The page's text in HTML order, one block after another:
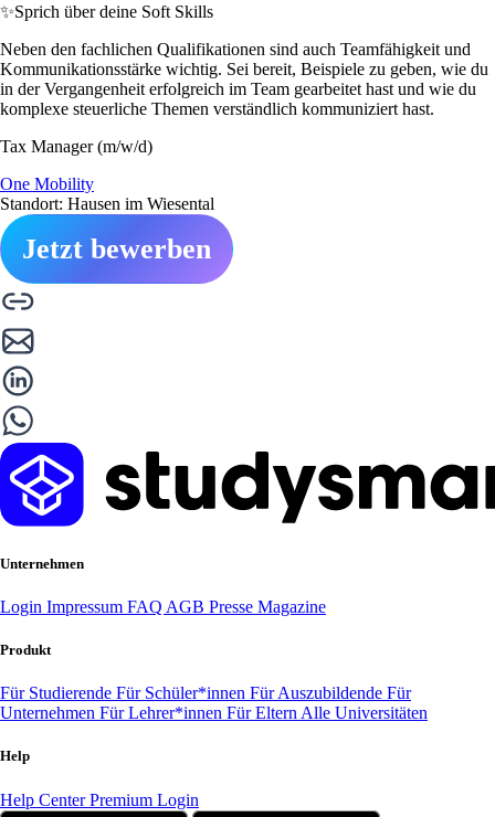
✨Sprich über deine Soft Skills
Neben den fachlichen Qualifikationen sind auch Teamfähigkeit und
Kommunikationsstärke wichtig. Sei bereit, Beispiele zu geben, wie du
in der Vergangenheit erfolgreich im Team gearbeitet hast und wie du
komplexe steuerliche Themen verständlich kommuniziert hast.
Tax Manager (m/w/d)
One Mobility
Standort: Hausen im Wiesental
Jetzt bewerben
Unternehmen
Login Impressum FAQ AGB Presse Magazine
Produkt
Für Studierende Für Schüler*innen Für Auszubildende Für
Unternehmen Für Lehrer*innen Für Eltern Alle Universitäten
Help
Help CenterPremium Login